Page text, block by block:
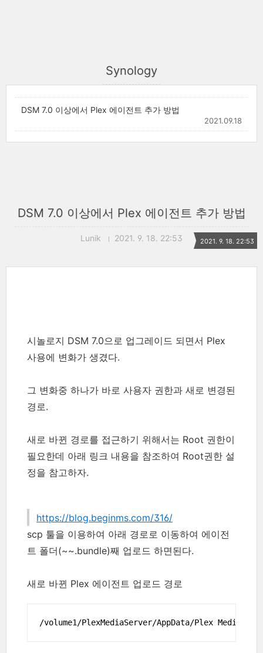
Synology
DSM 7.0 이상에서 Plex 에이전트 추가 방법
2021.09.18
DSM 7.0 이상에서 Plex 에이전트 추가 방법
Lunik 2021. 9. 18. 22:53 2021. 9. 18. 22:53
시놀로지 DSM 7.0으로 업그레이드 되면서 Plex
사용에 변화가 생겼다.
그 변화중 하나가 바로 사용자 권한과 새로 변경된
경로.
새로 바뀐 경로를 접근하기 위해서는 Root 권한이
필요한데 아래 링크 내용을 참조하여 Root권한 설
정을 참고하자.
https://blog.beginms.com/316/
scp 툴을 이용하여 아래 경로로 이동하여 에이전
트 폴더(~~.bundle)째 업로드 하면된다.
새로 바뀐 Plex 에이전트 업로드 경로
/volume1/PlexMediaServer/AppData/Plex Media